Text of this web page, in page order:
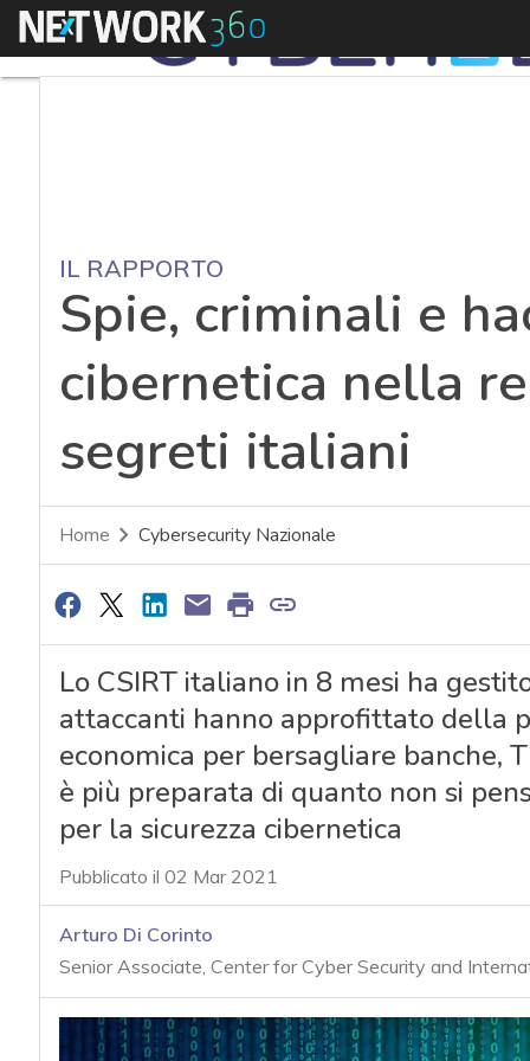
Menu
IL RAPPORTO
Spie, criminali e
cibernetica nella
segreti italiani
Home Cybersecurity Nazionale
Lo CSIRT italiano in 8 mesi ha
attaccanti hanno approfittato della
economica per bersagliare banche,
è più preparata di quanto non si
per la sicurezza cibernetica
Pubblicato il 02 Mar 2021
Arturo Di Corinto
Senior Associate, Center for Cyber Security and